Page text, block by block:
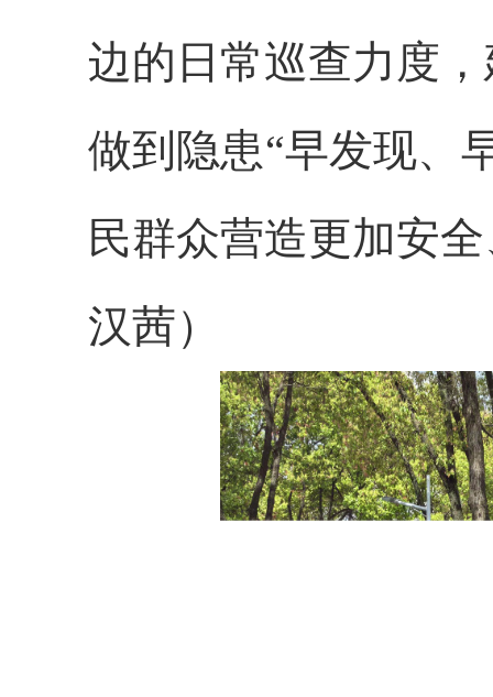
边的日常巡查力度
做到隐患“早发现、
民群众营造更加安
汉茜）